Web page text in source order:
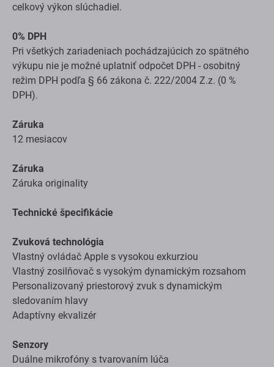
celkový výkon slúchadiel.
0% DPH
Pri všetkých zariadeniach pochádzajúcich zo spätného
výkupu nie je možné uplatniť odpočet DPH - osobitný
režim DPH podľa § 66 zákona č. 222/2004 Z.z. (0 %
DPH).
Záruka
12 mesiacov
Záruka
Záruka originality
Technické špecifikácie
Zvuková technológia
Vlastný ovládač Apple s vysokou exkurziou
Vlastný zosilňovač s vysokým dynamickým rozsahom
Personalizovaný priestorový zvuk s dynamickým
sledovaním hlavy
Adaptívny ekvalizér
Senzory
Duálne mikrofóny s tvarovaním lúča